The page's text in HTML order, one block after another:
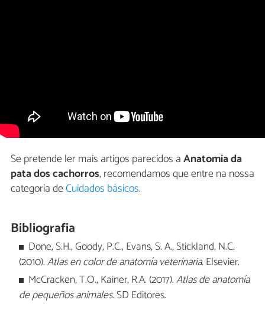
Se pretende ler mais artigos parecidos aAnatomia da
pata dos cachorros, recomendamos que entre na nossa
categoria deCuidados básicos.
Bibliografia
Done, S.H., Goody, P.C., Evans, S. A., Stickland, N.C.
(2010).Atlas en color de anatomía veterinaria. Elsevier.
McCracken, T.O., Kainer, R.A. (2017).Atlas de anatomía
de pequeños animales.SD Editores.